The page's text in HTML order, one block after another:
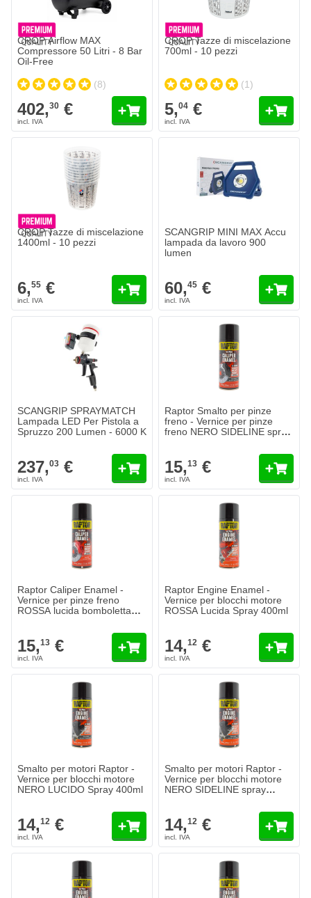
CROP Airflow MAX
Compressore 50 Litri - 8 Bar
Oil-Free
(8)
402,30 €
CROP Tazze di miscelazione
700ml - 10 pezzi
(1)
5,04 €
CROP Tazze di miscelazione
1400ml - 10 pezzi
6,55 €
SCANGRIP MINI MAX Accu
lampada da lavoro 900
lumen
60,45 €
SCANGRIP SPRAYMATCH
Lampada LED Per Pistola a
Spruzzo 200 Lumen - 6000 K
237,03 €
Raptor Smalto per pinze
freno - Vernice per pinze
freno NERO SIDELINE spray
15,13 €
Raptor Caliper Enamel -
Vernice per pinze freno
ROSSA lucida bomboletta
15,13 €
Raptor Engine Enamel -
Vernice per blocchi motore
ROSSA Lucida Spray 400ml
14,12 €
Smalto per motori Raptor -
Vernice per blocchi motore
NERO LUCIDO Spray 400ml
14,12 €
Smalto per motori Raptor -
Vernice per blocchi motore
NERO SIDELINE spray
14,12 €